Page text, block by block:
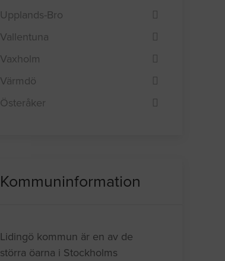
Upplands-Bro
Vallentuna
Vaxholm
Värmdö
Österåker
Kommuninformation
Lidingö kommun är en av de
störra öarna i Stockholms